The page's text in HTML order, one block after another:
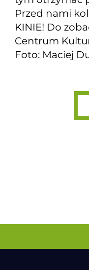
Przed nami
KINIE! Do
Centrum
Foto: Maciej